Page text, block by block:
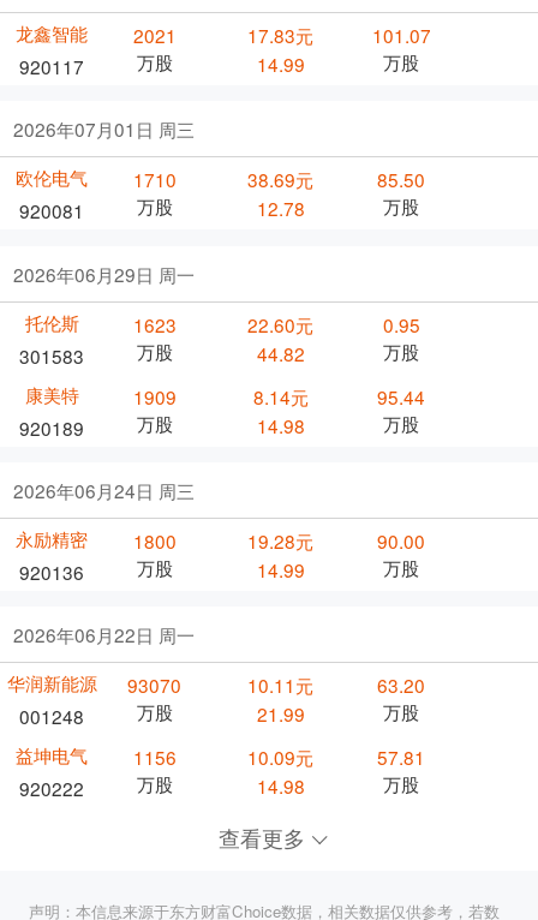
龙鑫智能
920117
2021
万股
17.83元
14.99
101.07
万股
2026年07月01日 周三
欧伦电气
920081
1710
万股
38.69元
12.78
85.50
万股
2026年06月29日 周一
托伦斯
301583
1623
万股
22.60元
44.82
0.95
万股
康美特
920189
1909
万股
8.14元
14.98
95.44
万股
2026年06月24日 周三
永励精密
920136
1800
万股
19.28元
14.99
90.00
万股
2026年06月22日 周一
华润新能源
001248
93070
万股
10.11元
21.99
63.20
万股
益坤电气
920222
1156
万股
10.09元
14.98
57.81
万股
查看更多
声明：本信息来源于东方财富Choice数据，相关数据仅供参考，若数